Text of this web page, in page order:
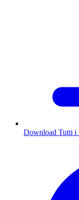
Download Tutti i